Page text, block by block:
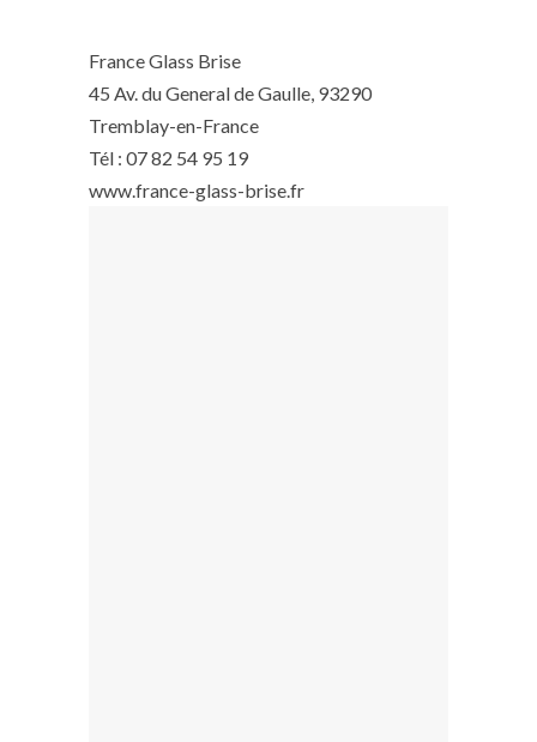
France Glass Brise
45 Av. du General de Gaulle, 93290
Tremblay-en-France
Tél : 07 82 54 95 19
www.france-glass-brise.fr